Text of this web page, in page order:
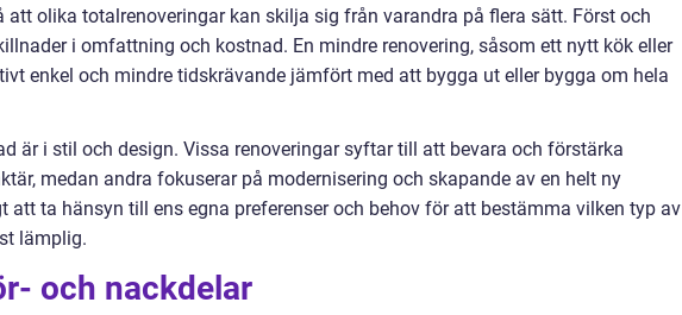
att olika totalrenoveringar kan skilja sig från varandra på flera sätt. Först och
i omfattning och kostnad. En mindre renovering, såsom ett nytt kök eller
enkel och mindre tidskrävande jämfört med att bygga ut eller bygga om hela
är i stil och design. Vissa renoveringar syftar till att bevara och förstärka
medan andra fokuserar på modernisering och skapande av en helt ny
att ta hänsyn till ens egna preferenser och behov för att bestämma vilken typ av
lämplig.
och nackdelar